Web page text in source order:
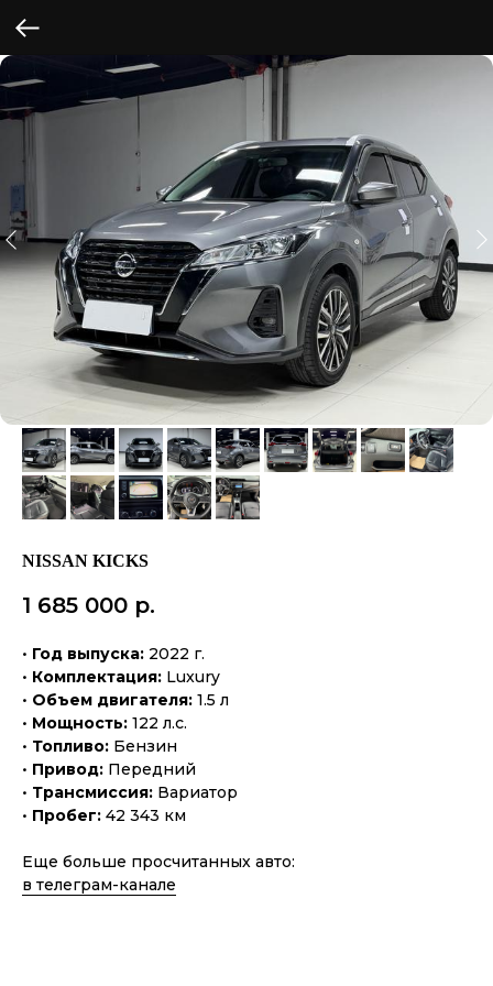
NISSAN KICKS
1 685 000 р.
• Год выпуска: 2022 г.
• Комплектация: Luxury
• Объем двигателя: 1.5 л
• Мощность: 122 л.с.
• Топливо: Бензин
• Привод: Передний
• Трансмиссия: Вариатор
• Пробег: 42 343 км
Еще больше просчитанных авто:
в телеграм-канале